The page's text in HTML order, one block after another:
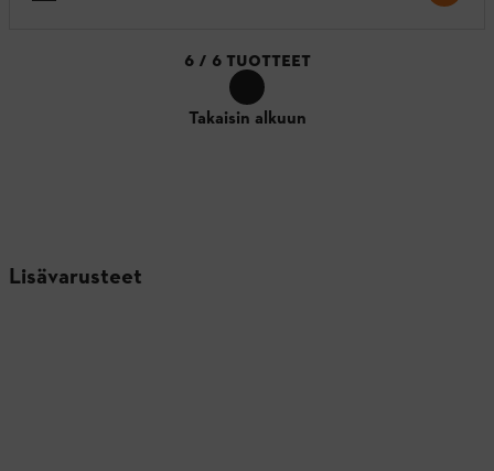
6 / 6 TUOTTEET
Takaisin alkuun
Lisävarusteet